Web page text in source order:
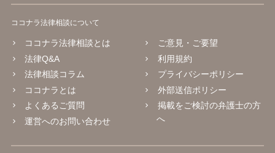
ココナラ法律相談について
ココナラ法律相談とは
法律Q&A
法律相談コラム
ココナラとは
よくあるご質問
運営へのお問い合わせ
ご意見・ご要望
利用規約
プライバシーポリシー
外部送信ポリシー
掲載をご検討の弁護士の方
へ